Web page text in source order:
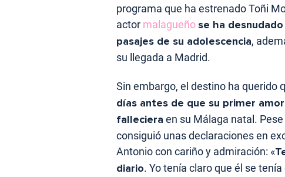
programa que ha estrenado Toñi
actor malagueño se ha
pasajes de su adolescencia,
su llegada a Madrid.
Sin embargo, el destino ha querido
días antes de que su primer
falleciera en su Málaga natal. Pese
consiguió unas declaraciones en
Antonio con cariño y admiración: «
diario. Yo tenía claro que él se